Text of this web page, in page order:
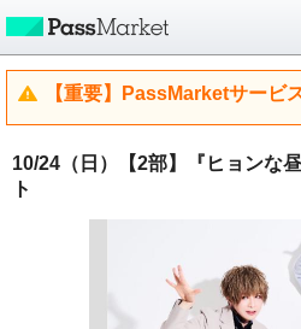
【重要】PassMarketサービ
10/24（日）【2部】『ヒョンな
ト